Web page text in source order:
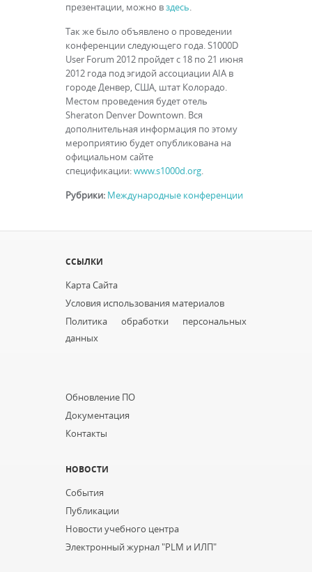
презентации, можно вздесь.
Так же было объявлено о проведении
конференции следующего года. S1000D
User Forum 2012 пройдет с 18 по 21 июня
2012 года под эгидой ассоциации AIA в
городе Денвер, США, штат Колорадо.
Местом проведения будет отель
Sheraton Denver Downtown. Вся
дополнительная информация по этому
мероприятию будет опубликована на
официальном сайте
спецификации:www.s1000d.org.
Рубрики: Международные конференции
ССЫЛКИ
Карта Сайта
Условия использования материалов
Политика обработки персональных
данных
Обновление ПО
Документация
Контакты
НОВОСТИ
События
Публикации
Новости учебного центра
Электронный журнал "PLM и ИЛП"